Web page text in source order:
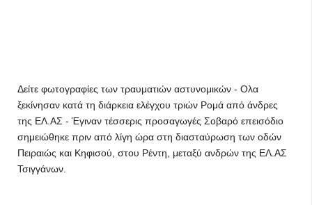
Δείτε φωτογραφίες των τραυματιών αστυνομικών - Ολα
ξεκίνησαν κατά τη διάρκεια ελέγχου τριών Ρομά από άνδρες
της ΕΛ.ΑΣ - Έγιναν τέσσερις προσαγωγές Σοβαρό επεισόδιο
σημειώθηκε πριν από λίγη ώρα στη διασταύρωση των οδών
Πειραιώς και Κηφισού, στου Ρέντη, μεταξύ ανδρών της ΕΛ.ΑΣ
Τσιγγάνων.